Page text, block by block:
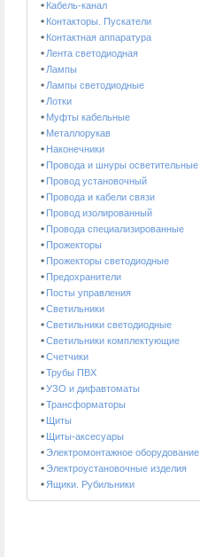
Кабель-канал
Контакторы. Пускатели
Контактная аппаратура
Лента светодиодная
Лампы
Лампы светодиодные
Лотки
Муфты кабельные
Металлорукав
Наконечники
Провода и шнуры осветительные
Провод установочный
Провода и кабели связи
Провод изолированный
Провода специализированные
Прожекторы
Прожекторы светодиодные
Предохранители
Посты управления
Светильники
Светильники светодиодные
Светильники комплектующие
Счетчики
Трубы ПВХ
УЗО и дифавтоматы
Трансформаторы
Щиты
Щиты-аксесуары
Электромонтажное оборудование
Электроустановочные изделия
Ящики. Рубильники